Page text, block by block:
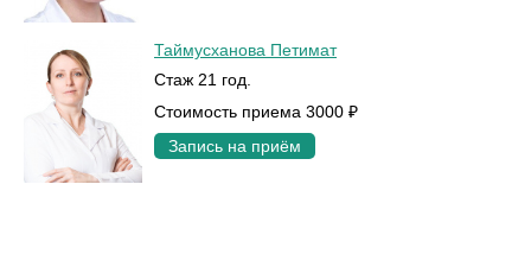
Таймусханова Петимат
Стаж 21 год.
Стоимость приема 3000 ₽
Запись на приём